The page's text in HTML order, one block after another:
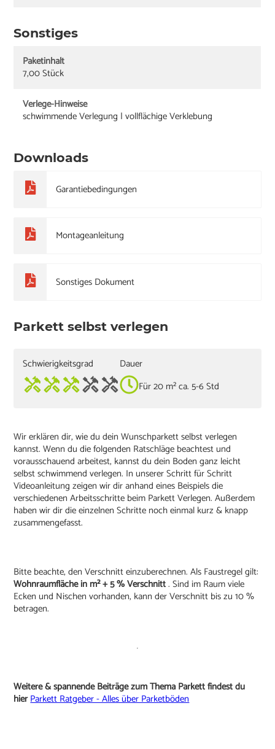
Sonstiges
Paketinhalt
7,00 Stück
Verlege-Hinweise
schwimmende Verlegung | vollflächige Verklebung
Downloads
Garantiebedingungen
Montageanleitung
Sonstiges Dokument
Parkett selbst verlegen
Schwierigkeitsgrad
Dauer
Für 20 m² ca. 5-6 Std
Wir erklären dir, wie du dein Wunschparkett selbst verlegen
kannst. Wenn du die folgenden Ratschläge beachtest und
vorausschauend arbeitest, kannst du dein Boden ganz leicht
selbst schwimmend verlegen. In unserer Schritt für Schritt
Videoanleitung zeigen wir dir anhand eines Beispiels die
verschiedenen Arbeitsschritte beim Parkett Verlegen. Außerdem
haben wir dir die einzelnen Schritte noch einmal kurz & knapp
zusammengefasst.
Bitte beachte, den Verschnitt einzuberechnen. Als Faustregel gilt:
Wohnraumfläche in m² + 5 % Verschnitt. Sind im Raum viele
Ecken und Nischen vorhanden, kann der Verschnitt bis zu 10 %
betragen.
Weitere & spannende Beiträge zum Thema Parkett findest du
hierParkett Ratgeber - Alles über Parketböden